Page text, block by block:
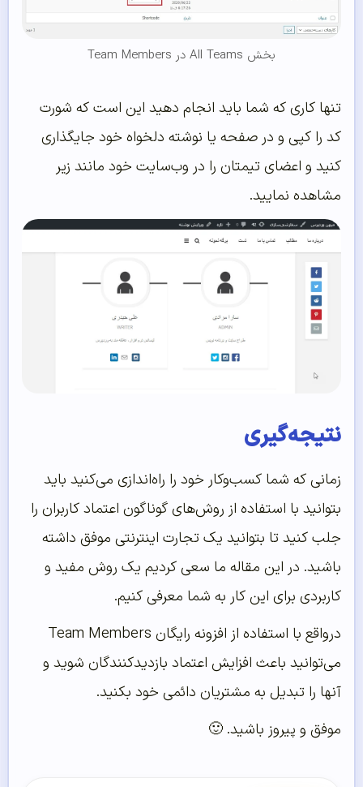
بخش All Teams در Team Members
تنها کاری که شما باید انجام دهید این است که شورت
کد را کپی و در صفحه یا نوشته دلخواه خود جایگذاری
کنید و اعضای تیمتان را در وب‌سایت خود مانند زیر
مشاهده نمایید.
نتیجه‌گیری
زمانی که شما کسب‌وکار خود را راه‌اندازی می‌کنید باید
بتوانید با استفاده از روش‌های گوناگون اعتماد کاربران را
جلب کنید تا بتوانید یک تجارت اینترنتی موفق داشته
باشید. در این مقاله ما سعی کردیم یک روش مفید و
کاربردی برای این کار به شما معرفی کنیم.
درواقع با استفاده از افزونه رایگان Team Members
می‌توانید باعث افزایش اعتماد بازدیدکنندگان شوید و
آنها را تبدیل به مشتریان دائمی خود بکنید.
موفق و پیروز باشید. 🙂